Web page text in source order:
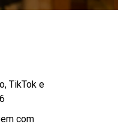
TikTok e
com